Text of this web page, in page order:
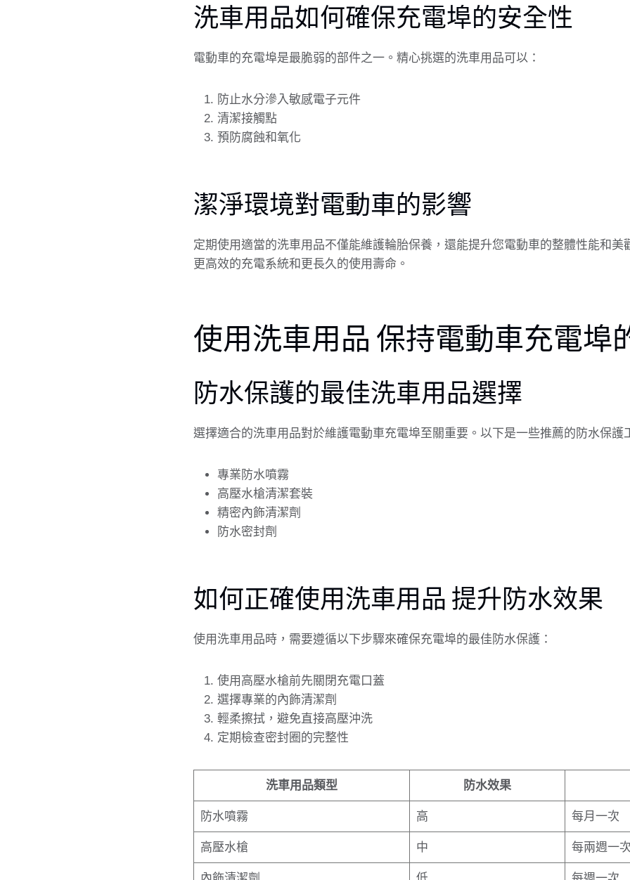
洗車用品如何確保充電埠的安全性
電動車的充電埠是最脆弱的部件之一。精心挑選的洗車用品可以：
防止水分滲入敏感電子元件
清潔接觸點
預防腐蝕和氧化
潔淨環境對電動車的影響
定期使用適當的洗車用品不僅能維護輪胎保養，還能提升您電動車的整體性能和美
更高效的充電系統和更長久的使用壽命。
使用洗車用品 保持電動車充電埠
防水保護的最佳洗車用品選擇
選擇適合的洗車用品對於維護電動車充電埠至關重要。以下是一些推薦的防水保護
專業防水噴霧
高壓水槍清潔套裝
精密內飾清潔劑
防水密封劑
如何正確使用洗車用品 提升防水效果
使用洗車用品時，需要遵循以下步驟來確保充電埠的最佳防水保護：
使用高壓水槍前先關閉充電口蓋
選擇專業的內飾清潔劑
輕柔擦拭，避免直接高壓沖洗
定期檢查密封圈的完整性
洗車用品類型 防水效果
防水噴霧 高 每月一次
高壓水槍 中 每兩週一